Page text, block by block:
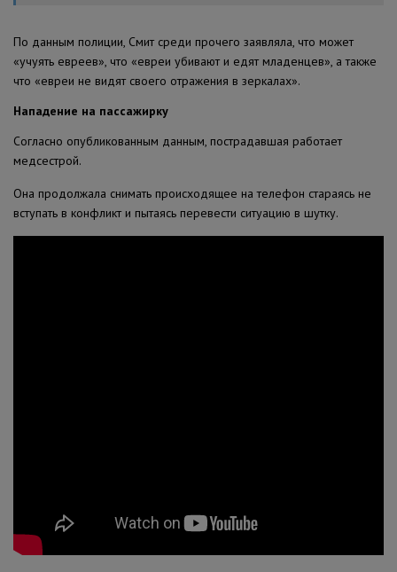
По данным полиции, Смит среди прочего заявляла, что может
«учуять евреев», что «евреи убивают и едят младенцев», а также
что «евреи не видят своего отражения в зеркалах».
Нападение на пассажирку
Согласно опубликованным данным, пострадавшая работает
медсестрой.
Она продолжала снимать происходящее на телефон стараясь не
вступать в конфликт и пытаясь перевести ситуацию в шутку.